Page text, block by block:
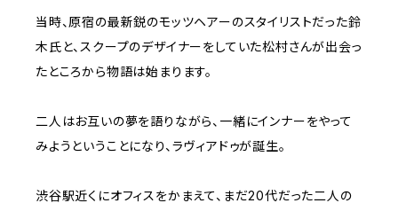
当時、原宿の最新鋭のモッツヘアーのスタイリストだった鈴
木氏と、スクープのデザイナーをしていた松村さんが出会っ
たところから物語は始まります。
二人はお互いの夢を語りながら、一緒にインナーをやって
みようということになり、ラヴィアドゥが誕生。
渋谷駅近くにオフィスをかまえて、まだ20代だった二人の